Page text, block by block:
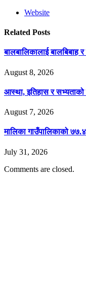
Website
Related Posts
बालबालिकालाई बालबिबाह
August 8, 2026
आस्था, इतिहास र
August 7, 2026
मालिका गाउँपालिकाको
July 31, 2026
Comments are closed.